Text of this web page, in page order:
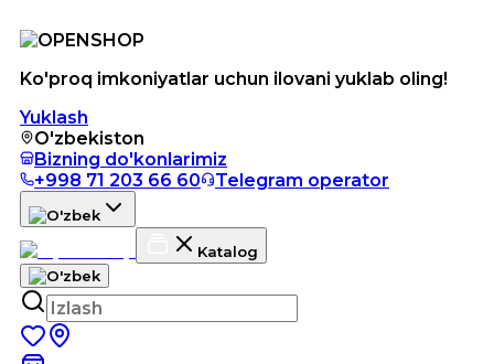
Ko'proq imkoniyatlar uchun ilovani yuklab oling!
Yuklash
O'zbekiston
Bizning do'konlarimiz
+998 71 203 66 60
Telegram operator
Katalog